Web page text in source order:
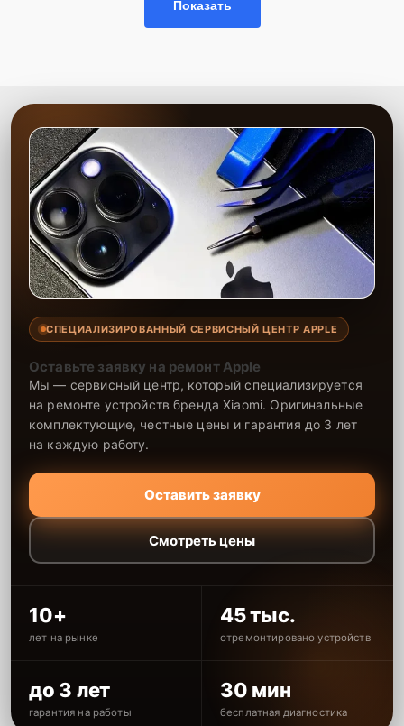
использованию современного оборудования. Мы предоставляем
Показать
СПЕЦИАЛИЗИРОВАННЫЙ СЕРВИСНЫЙ ЦЕНТР APPLE
Оставьте заявку на ремонт Apple
Мы — сервисный центр, который специализируется
на ремонте устройств бренда Xiaomi. Оригинальные
комплектующие, честные цены и гарантия до 3 лет
на каждую работу.
Оставить заявку
Смотреть цены
10+
лет на рынке
45 тыс.
отремонтировано устройств
до 3 лет
гарантия на работы
30 мин
бесплатная диагностика